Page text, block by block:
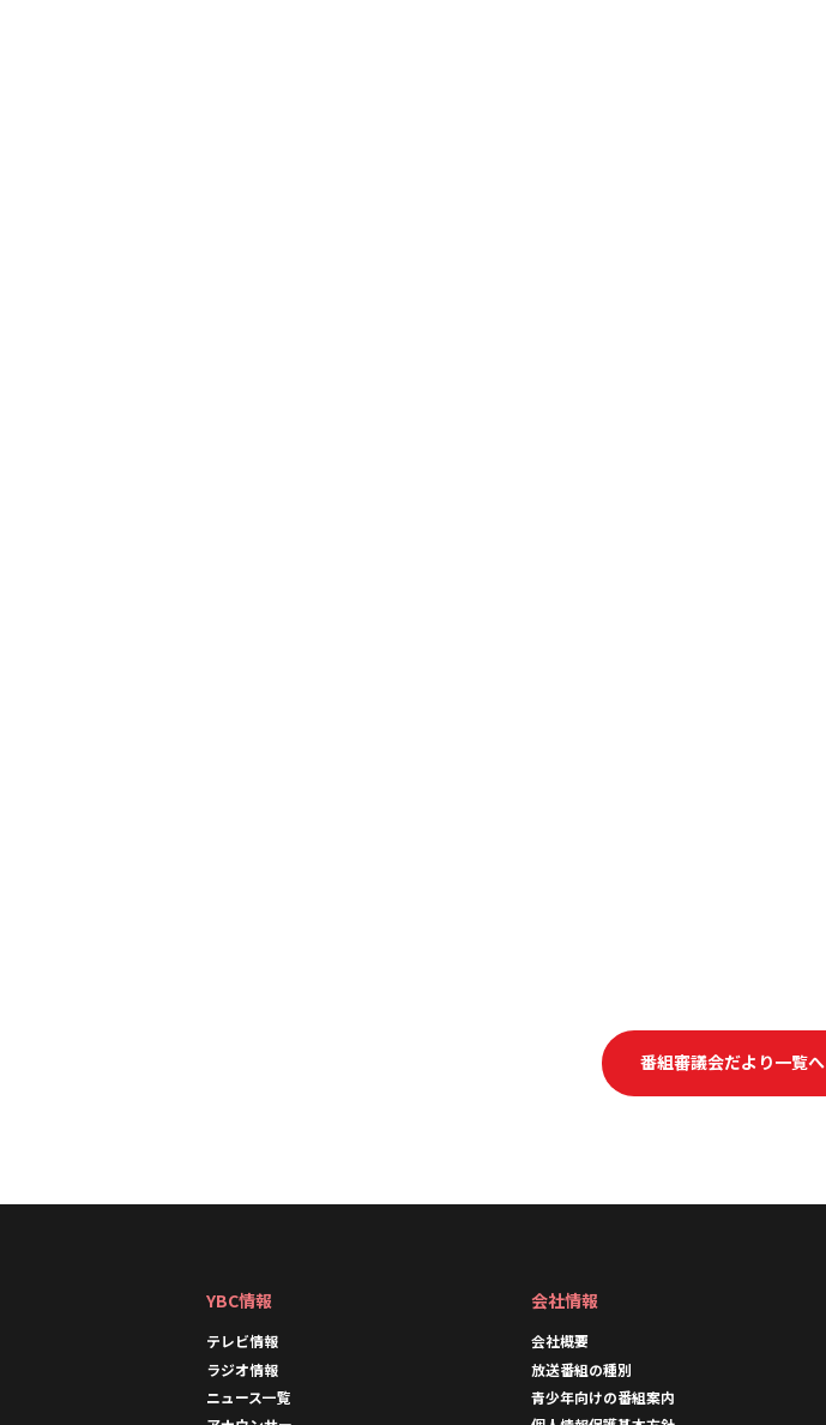
番組審議会だより一覧へ
YBC情報
テレビ情報
ラジオ情報
ニュース一覧
会社情報
会社概要
放送番組の種別
青少年向けの番組案内